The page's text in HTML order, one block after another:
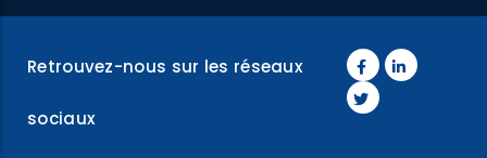
Retrouvez-nous sur les réseaux
sociaux